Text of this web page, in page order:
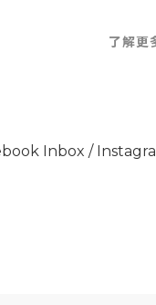
了解更
Inbox /